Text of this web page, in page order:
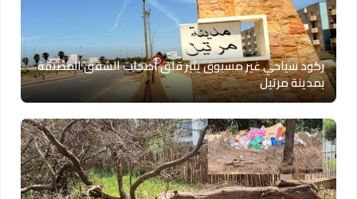
ركود سياحي غير مسبوق يثير قلق أصحاب الشقق المصنفة
بمدينة مرتيل